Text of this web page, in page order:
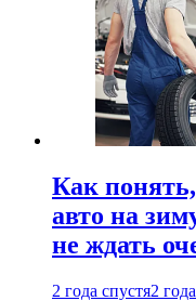
Как
авто на
не ждать
2 года спустя2